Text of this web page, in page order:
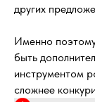
других
Именно
быть
инструментом
сложнее